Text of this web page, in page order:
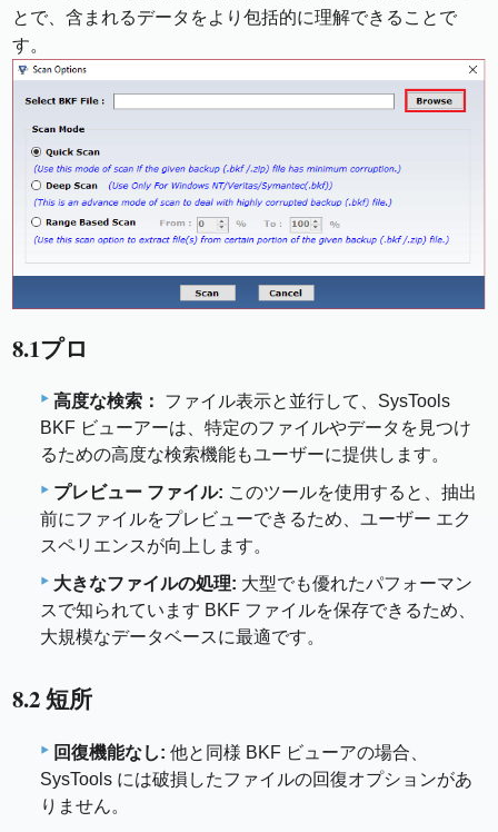
とで、含まれるデータをより包括的に理解できることで
す。
8.1プロ
高度な検索：
ファイル表示と並行して、SysTools
BKF ビューアーは、特定のファイルやデータを見つけ
るための高度な検索機能もユーザーに提供します。
プレビュー ファイル: このツールを使用すると、抽出
前にファイルをプレビューできるため、ユーザー エク
スペリエンスが向上します。
大きなファイルの処理: 大型でも優れたパフォーマン
スで知られています BKF ファイルを保存できるため、
大規模なデータベースに最適です。
8.2 短所
回復機能なし: 他と同様 BKF ビューアの場合、
SysTools には破損したファイルの回復オプションがあ
りません。